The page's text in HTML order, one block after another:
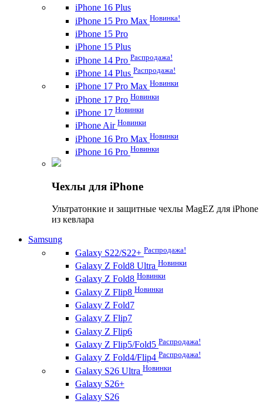
iPhone 16 Plus
iPhone 15 Pro Max Новинка!
iPhone 15 Pro
iPhone 15 Plus
iPhone 14 Pro Распродажа!
iPhone 14 Plus Распродажа!
iPhone 17 Pro Max Новинки
iPhone 17 Pro Новинки
iPhone 17 Новинки
iPhone Air Новинки
iPhone 16 Pro Max Новинки
iPhone 16 Pro Новинки
Чехлы для iPhone
Ультратонкие и защитные чехлы MagEZ для iPhone
из кевлара
Samsung
Galaxy S22/S22+ Распродажа!
Galaxy Z Fold8 Ultra Новинки
Galaxy Z Fold8 Новинки
Galaxy Z Flip8 Новинки
Galaxy Z Fold7
Galaxy Z Flip7
Galaxy Z Flip6
Galaxy Z Flip5/Fold5 Распродажа!
Galaxy Z Fold4/Flip4 Распродажа!
Galaxy S26 Ultra Новинки
Galaxy S26+
Galaxy S26